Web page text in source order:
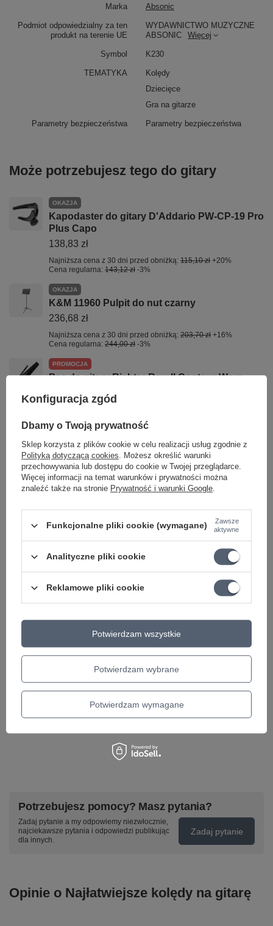
Marka Absonic
Podmiot odpowiedzialny za ten
produkt na terenie UE
WYDAWNICTWO MUZYCZNE
ABSONIC
Więcej
Symbol K230
TEMATYKA
Kolędy
Dziecięce
Gra na gitarze
Parametry bezpieczeństwa Parametry bezpieczeństwa
Może potrzebujesz tego do gitary
OKAZJA
Kapodaster do gitary D'Addario PW-CP-19 Pro
Plus Capo
138,83 zł
Najniższa cena z 30 dni przed obniżką: 115,10 zł +20%
Cena regularna: 143,12 zł -3%
OKAZJA
K&M 11960 Pulpit do nut czarny
236,68 zł
Najniższa cena z 30 dni przed obniżką: 203,70 zł +16%
Cena regularna: 244,00 zł -3%
PROMOCJA
Pas do gitary Richter Raw II Contour Worn
184,83 zł
Najniższa cena z 30 dni przed obniżką:
PROMOCJA
König & Meyer 12440 pulpit stołowy Uni-Boy
Book żółty
24,97 zł
Cena regularna:25,75 zł -3%
Ciekawostki do gitary
Gitarowe Piosenki cz. 7
Potrzebujesz pomocy? Masz pytania?
Zadaj pytanie a my odpowiemy niezwłocznie,
najciekawsze pytania i odpowiedzi publikując
dla innych.
Zadaj pytanie
Opinie o Najłatwiejsze kolędy na gitarę
Konfiguracja zgód
Dbamy o Twoją prywatność
Sklep korzysta z plików cookie w celu realizacji usług zgodnie z
Polityką dotyczącą cookies. Możesz określić warunki
przechowywania lub dostępu do cookie w Twojej przeglądarce.
Więcej informacji na temat warunków i prywatności można
znaleźć także na stronie Prywatność i warunki Google.
Funkcjonalne pliki cookie (wymagane)
Zawsze
aktywne
Analityczne pliki cookie
Reklamowe pliki cookie
Potwierdzam wybrane
Potwierdzam wymagane
Potwierdzam wszystkie